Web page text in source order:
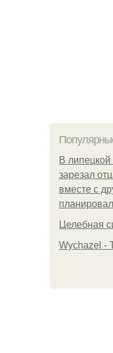
В липецкой
зарезал
вместе с
Целебная
Wychazel -